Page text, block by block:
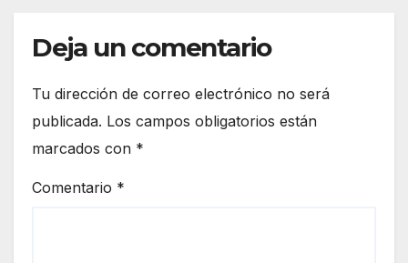
Deja un comentario
Tu dirección de correo electrónico no será
publicada. Los campos obligatorios están
marcados con *
Comentario *